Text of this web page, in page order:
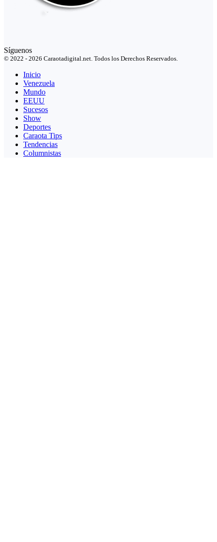
Síguenos
© 2022 - 2026 Caraotadigital.net. Todos los Derechos Reservados.
Inicio
Venezuela
Mundo
EEUU
Sucesos
Show
Deportes
Caraota Tips
Tendencias
Columnistas